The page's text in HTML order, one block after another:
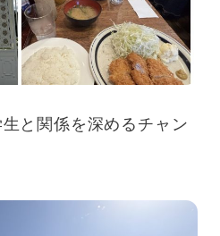
と関係を深めるチャン